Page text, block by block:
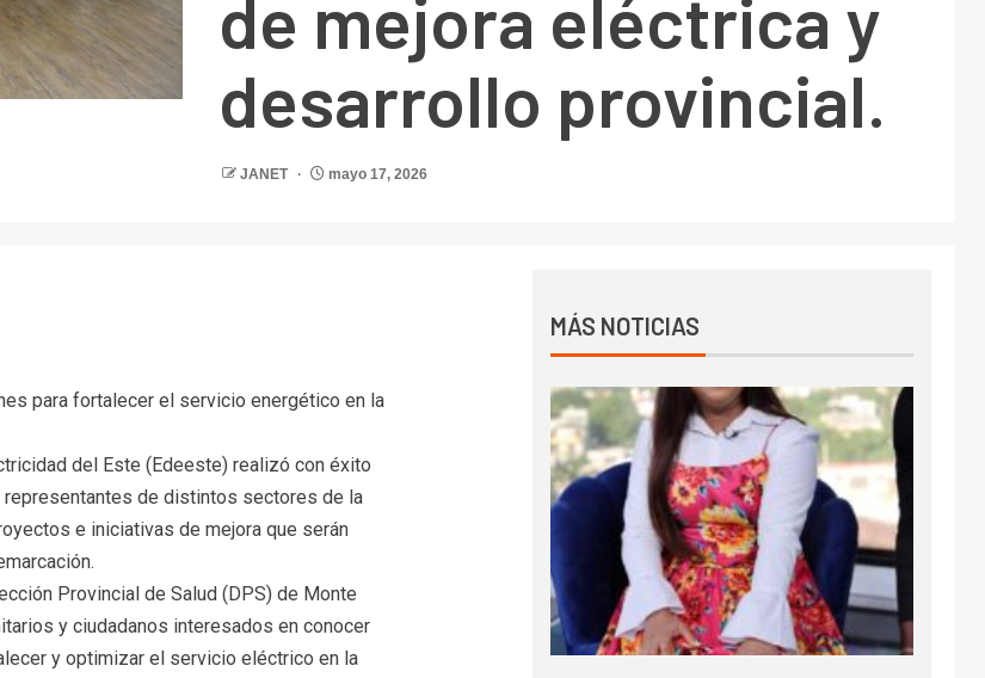
de mejora eléctrica y
desarrollo provincial.
JANET mayo 17, 2026
para fortalecer el servicio energético en la
del Este (Edeeste) realizó con éxito
de distintos sectores de la
e iniciativas de mejora que serán
Provincial de Salud (DPS) de Monte
y ciudadanos interesados en conocer
y optimizar el servicio eléctrico en la
MÁS NOTICIAS